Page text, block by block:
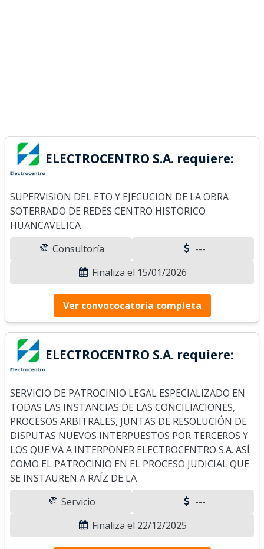
ELECTROCENTRO S.A. requiere:
SUPERVISION DEL ETO Y EJECUCION DE LA OBRA
SOTERRADO DE REDES CENTRO HISTORICO
HUANCAVELICA
Consultoría
---
Finaliza el 15/01/2026
Ver convococatoria completa
ELECTROCENTRO S.A. requiere:
SERVICIO DE PATROCINIO LEGAL ESPECIALIZADO EN
TODAS LAS INSTANCIAS DE LAS CONCILIACIONES,
PROCESOS ARBITRALES, JUNTAS DE RESOLUCIÓN DE
DISPUTAS NUEVOS INTERPUESTOS POR TERCEROS Y
LOS QUE VA A INTERPONER ELECTROCENTRO S.A. ASÍ
COMO EL PATROCINIO EN EL PROCESO JUDICIAL QUE
SE INSTAUREN A RAÍZ DE LA
Servicio
---
Finaliza el 22/12/2025